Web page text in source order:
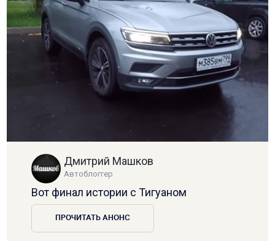
Дмитрий Машков
Автоблоггер
Вот финал истории с Тигуаном
ПРОЧИТАТЬ АНОНС